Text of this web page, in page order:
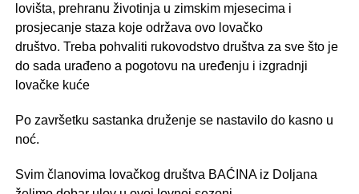
lovišta, prehranu životinja u zimskim mjesecima i
prosjecanje staza koje održava ovo lovačko
društvo. Treba pohvaliti rukovodstvo društva za sve što je
do sada urađeno a pogotovu na uređenju i izgradnji
lovačke kuće
Po završetku sastanka druženje se nastavilo do kasno u
noć.
Svim članovima lovačkog društva BAĆINA iz Doljana